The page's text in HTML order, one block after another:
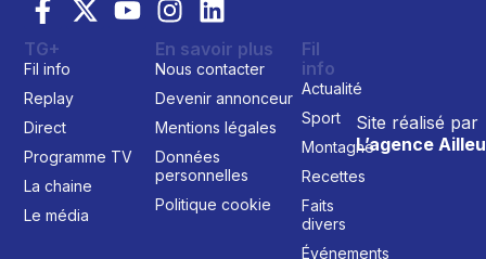
Site réalisé par
L’agence
TG+
Fil info
Replay
Direct
Programme TV
La chaine
Le média
En savoir plus
Nous contacter
Devenir annonceur
Mentions légales
Données
personnelles
Politique cookie
Fil
info
Actualité
Sport
Montagne
Recettes
Faits
divers
Événements